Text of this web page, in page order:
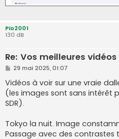
Pio2001
130 dB
Re: Vos meilleures vidéos
M
s
s
a
g
e
29 mai 2025, 01:07
Vidéos à voir sur une vraie
(les images sont sans intérêt
SDR).
Tokyo la nuit. Image
Passage avec des contrastes